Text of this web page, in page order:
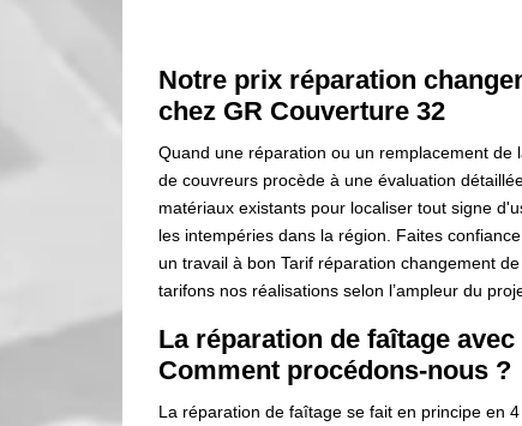
Notre prix réparation
chez GR Couverture 32
Quand une réparation ou un remplacement
de couvreurs procède à une évaluation
matériaux existants pour localiser tout signe
les intempéries dans la région. Faites
un travail à bon Tarif réparation changement
tarifons nos réalisations selon l’ampleur du
La réparation de faîtage
Comment procédons-nous ?
La réparation de faîtage se fait en principe en